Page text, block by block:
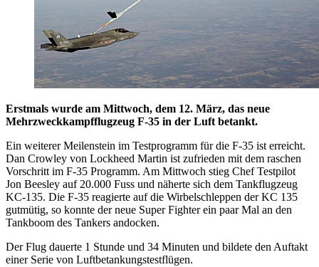
Erstmals wurde am Mittwoch, dem 12. März, das neue
Mehrzweckkampfflugzeug F-35 in der Luft betankt.
Ein weiterer Meilenstein im Testprogramm für die F-35 ist erreicht.
Dan Crowley von Lockheed Martin ist zufrieden mit dem raschen
Vorschritt im F-35 Programm. Am Mittwoch stieg Chef Testpilot
Jon Beesley auf 20.000 Fuss und näherte sich dem Tankflugzeug
KC-135. Die F-35 reagierte auf die Wirbelschleppen der KC 135
gutmütig, so konnte der neue Super Fighter ein paar Mal an den
Tankboom des Tankers andocken.
Der Flug dauerte 1 Stunde und 34 Minuten und bildete den Auftakt
einer Serie von Luftbetankungstestflügen.